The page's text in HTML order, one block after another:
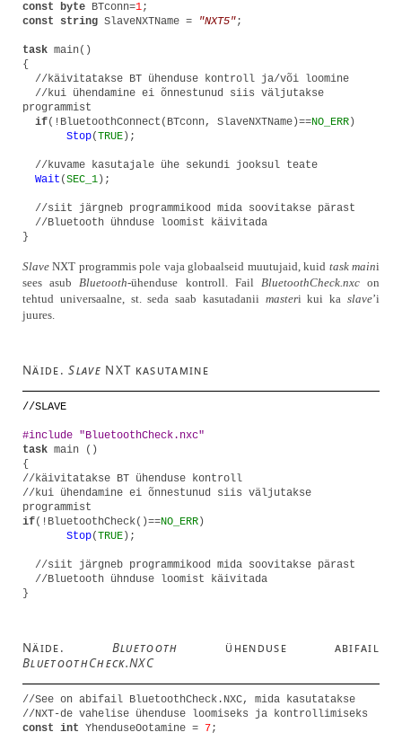
const byte BTconn=1;
const string SlaveNXTName = "NXT5";
task main()
{
//käivitatakse BT ühenduse kontroll ja/või loomine
//kui ühendamine ei õnnestunud siis väljutakse
programmist
if(!BluetoothConnect(BTconn, SlaveNXTName)==NO_ERR )
Stop(TRUE );
//kuvame kasutajale ühe sekundi jooksul teate
Wait (SEC_1 );
//siit järgneb programmikood mida soovitakse pärast
//Bluetooth ühnduse loomist käivitada
}
Slave NXT programmis pole vaja globaalseid muutujaid, kuid task maini
sees asubBluetooth-ühenduse kontroll. Fail BluetoothCheck.nxcon
tehtud universaalne, st. seda saab kasutadanii masteri kui kaslave’i
juures.
Näide.Slave NXT kasutamine
//SLAVE
#include "BluetoothCheck.nxc"
task main ()
{
//käivitatakse BT ühenduse kontroll
//kui ühendamine ei õnnestunud siis väljutakse
programmist
if(!BluetoothCheck()==NO_ERR )
Stop(TRUE );
//siit järgneb programmikood mida soovitakse pärast
//Bluetooth ühnduse loomist käivitada
}
Näide. Bluetooth ühenduse abifail
BluetoothCheck.NXC
//See on abifail BluetoothCheck.NXC, mida kasutatakse
//NXT-de vahelise ühenduse loomiseks ja kontrollimiseks
const int YhenduseOotamine = 7;